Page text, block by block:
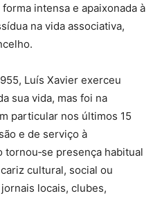
intensa e apaixonada à
na vida associativa,
Luís Xavier exerceu
sua vida, mas foi na
particular nos últimos 15
e de serviço à
presença habitual
cultural, social ou
locais, clubes,